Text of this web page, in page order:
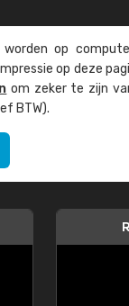
worden op
op deze
om zeker te zijn
BTW).